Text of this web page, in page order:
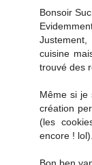
Bonsoir
cuisine
trouvé des
Même si je
création
(les
encore ! lol).